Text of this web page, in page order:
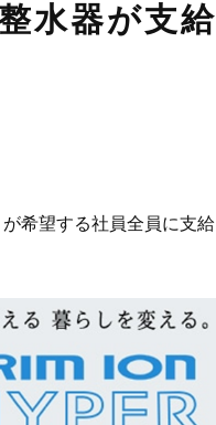
水器が支給
希望する社員全員に支